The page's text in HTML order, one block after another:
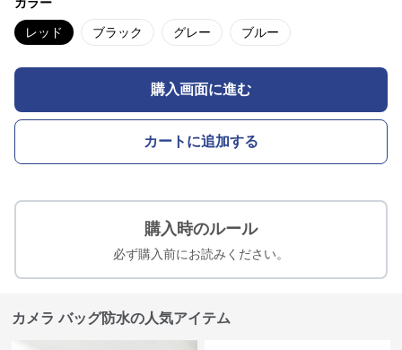
カラー
レッド ブラック グレー ブルー
購入画面に進む
カートに追加する
購入時のルール
必ず購入前にお読みください。
カメラ バッグ防水の人気アイテム